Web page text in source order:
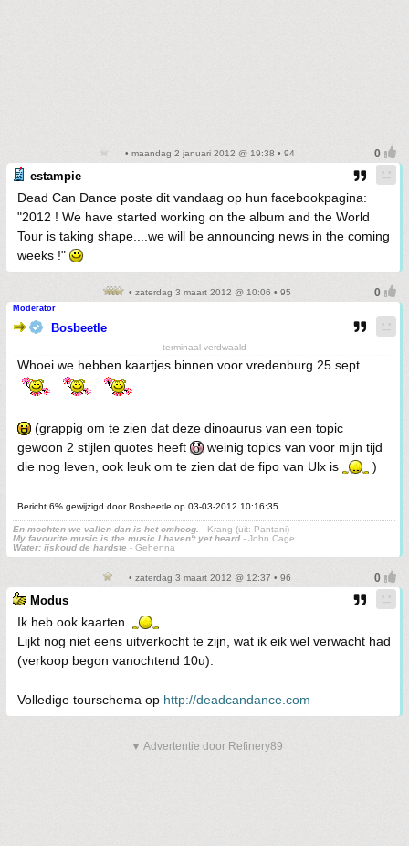
• maandag 2 januari 2012 @ 19:38 • 94
estampie
Dead Can Dance poste dit vandaag op hun facebookpagina:
"‎2012 ! We have started working on the album and the World
Tour is taking shape....we will be announcing news in the coming
weeks !"
• zaterdag 3 maart 2012 @ 10:06 • 95
Moderator
Bosbeetle
terminaal verdwaald
Whoei we hebben kaartjes binnen voor vredenburg 25 sept
(grappig om te zien dat deze dinoaurus van een topic
gewoon 2 stijlen quotes heeft
weinig topics van voor mijn tijd
die nog leven, ook leuk om te zien dat de fipo van Ulx is
)
Bericht 6% gewijzigd door Bosbeetle op 03-03-2012 10:16:35
En mochten we vallen dan is het omhoog. - Krang (uit: Pantani)
My favourite music is the music I haven't yet heard - John Cage
Water: ijskoud de hardste - Gehenna
• zaterdag 3 maart 2012 @ 12:37 • 96
Modus
Ik heb ook kaarten.
Lijkt nog niet eens uitverkocht te zijn, wat ik eik wel verwacht had
(verkoop begon vanochtend 10u).
Volledige tourschema op http://deadcandance.com
▼ Advertentie door Refinery89